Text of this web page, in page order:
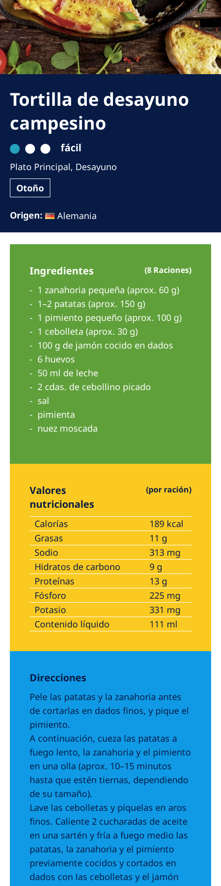
Romania
Russia
Serbia
Slovakia
Spain
Sweden
Asia Pacific
Australia
Philippines
North America
United States of America
NephroCare International
Global Website
Tortilla de desayuno
campesino
fácil
Plato Principal, Desayuno
Otoño
Origen: Alemania
Ingredientes (8 Raciones)
1 zanahoria pequeña (aprox. 60 g)
1–2 patatas (aprox. 150 g)
1 pimiento pequeño (aprox. 100 g)
1 cebolleta (aprox. 30 g)
100 g de jamón cocido en dados
6 huevos
50 ml de leche
2 cdas. de cebollino picado
sal
pimienta
nuez moscada
Valores
nutricionales
(por ración)
Calorías
189 kcal
Grasas
11 g
Sodio
313 mg
Hidratos de carbono
9 g
Proteínas
13 g
Fósforo
225 mg
Potasio
331 mg
Contenido líquido
111 ml
Direcciones
Pele las patatas y la zanahoria antes
de cortarlas en dados finos, y pique el
pimiento.
A continuación, cueza las patatas a
fuego lento, la zanahoria y el pimiento
en una olla (aprox. 10–15 minutos
hasta que estén tiernas, dependiendo
de su tamaño).
Lave las cebolletas y píquelas en aros
finos. Caliente 2 cucharadas de aceite
en una sartén y fría a fuego medio las
patatas, la zanahoria y el pimiento
previamente cocidos y cortados en
dados con las cebolletas y el jamón